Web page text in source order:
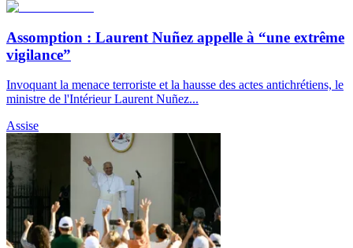
Assomption : Laurent Nuñez appelle à “une extrême
vigilance”
Invoquant la menace terroriste et la hausse des actes antichrétiens, le
ministre de l'Intérieur Laurent Nuñez...
Assise